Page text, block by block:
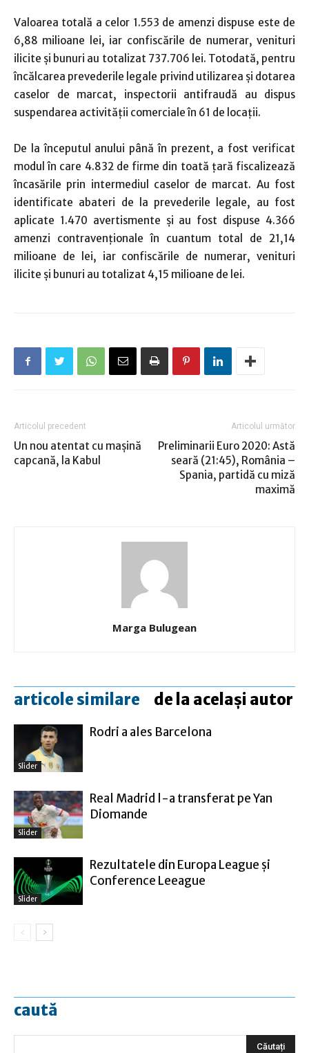
Valoarea totală a celor 1.553 de amenzi dispuse este de
6,88 milioane lei, iar confiscările de numerar, venituri
ilicite şi bunuri au totalizat 737.706 lei. Totodată, pentru
încălcarea prevederile legale privind utilizarea şi dotarea
caselor de marcat, inspectorii antifraudă au dispus
suspendarea activităţii comerciale în 61 de locaţii.
De la începutul anului până în prezent, a fost verificat
modul în care 4.832 de firme din toată ţară fiscalizează
încasările prin intermediul caselor de marcat. Au fost
identificate abateri de la prevederile legale, au fost
aplicate 1.470 avertismente şi au fost dispuse 4.366
amenzi contravenţionale în cuantum total de 21,14
milioane de lei, iar confiscările de numerar, venituri
ilicite şi bunuri au totalizat 4,15 milioane de lei.
Articolul precedent
Un nou atentat cu maşină
capcană, la Kabul
Articolul următor
Preliminarii Euro 2020: Astă
seară (21:45), România –
Spania, partidă cu miză
maximă
Marga Bulugean
articole similare de la același autor
Slider
Rodri a ales Barcelona
Slider
Real Madrid l-a transferat pe Yan
Diomande
Slider
Rezultatele din Europa League şi
Conference Leeague
caută